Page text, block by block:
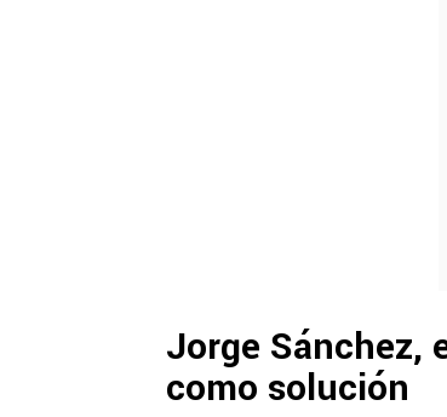
Jorge Sánchez,
como solución